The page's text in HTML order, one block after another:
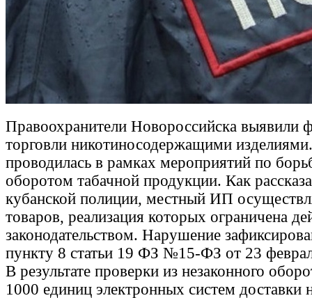
Правоохранители Новороссийска выявили
торговли никотиносодержащими
проводилась в рамках мероприятий по
оборотом табачной продукции. Как
кубанской полиции, местный ИП
товаров, реализация которых ограничена
законодательством. Нарушение
пункту 8 статьи 19 ФЗ №15-ФЗ от 23
В результате проверки из незаконного
1000 единиц электронных систем доставки